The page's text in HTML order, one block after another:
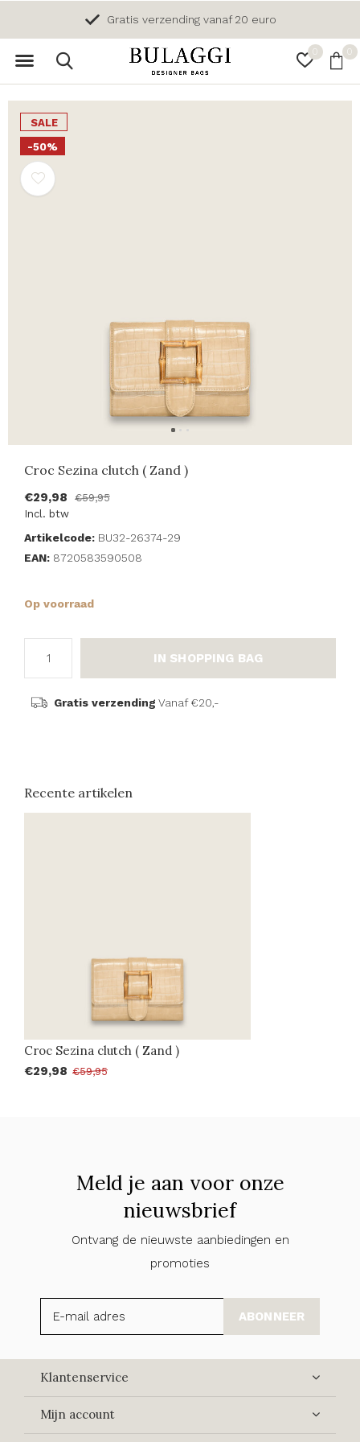
0 0
Gratis verzending vanaf 20 euro
SALE
-50%
Croc Sezina clutch ( Zand )
€29,98
€59,95
Incl. btw
Artikelcode: BU32-26374-29
EAN: 8720583590508
Op voorraad
IN SHOPPING BAG
Gratis verzending Vanaf €20,-
Recente artikelen
Croc Sezina clutch ( Zand )
€29,98 €59,95
Meld je aan voor onze
nieuwsbrief
Ontvang de nieuwste aanbiedingen en
promoties
ABONNEER
Klantenservice
Mijn account